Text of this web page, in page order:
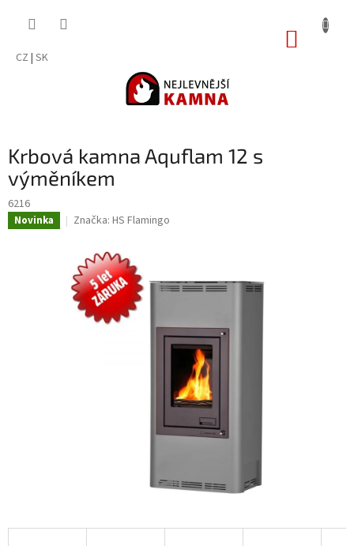
CZ | SK
Krbová kamna Aquflam 12 s
výměníkem
6216
Novinka Značka: HS Flamingo